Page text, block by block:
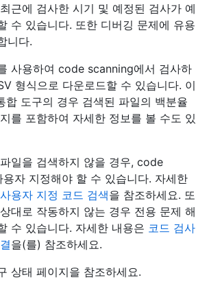
근에 검사한 시기 및 예정된 검사가 예
수 있습니다. 또한 디버깅 문제에 유용
니다.
사용하여 code scanning에서 검사하
형식으로 다운로드할 수 있습니다. 이
합 도구의 경우 검색된 파일의 백분율
를 포함하여 자세한 정보를 볼 수도 있
일을 검색하지 않을 경우, code
자 지정해야 할 수 있습니다. 자세한
사용자 지정 코드 검색을 참조하세요. 또
대로 작동하지 않는 경우 전용 문제 해
수 있습니다. 자세한 내용은 코드 검사
을(를) 참조하세요.
상태 페이지을 참조하세요.